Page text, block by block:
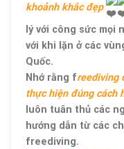
khoảnh khắc đẹp
lý với công sức mọi
với khi lặn ở các
Quốc.
Nhớ rằng freediving
thực hiện đúng cách
luôn tuân thủ các
hướng dẫn từ các
freediving.